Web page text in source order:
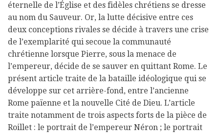
éternelle de l’Église et des fidèles chrétiens se dresse
au nom du Sauveur. Or, la lutte décisive entre ces
deux conceptions rivales se décide à travers une crise
de l’exemplarité qui secoue la communauté
chrétienne lorsque Pierre, sous la menace de
l’empereur, décide de se sauver en quittant Rome. Le
présent article traite de la bataille idéologique qui se
développe sur cet arrière-fond, entre l’ancienne
Rome païenne et la nouvelle Cité de Dieu. L’article
traite notamment de trois aspects forts de la pièce de
Roillet : le portrait de l’empereur Néron ; le portrait